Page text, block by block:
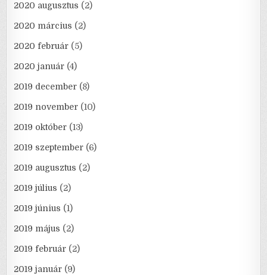
2020 augusztus (2)
2020 március (2)
2020 február (5)
2020 január (4)
2019 december (8)
2019 november (10)
2019 október (13)
2019 szeptember (6)
2019 augusztus (2)
2019 július (2)
2019 június (1)
2019 május (2)
2019 február (2)
2019 január (9)